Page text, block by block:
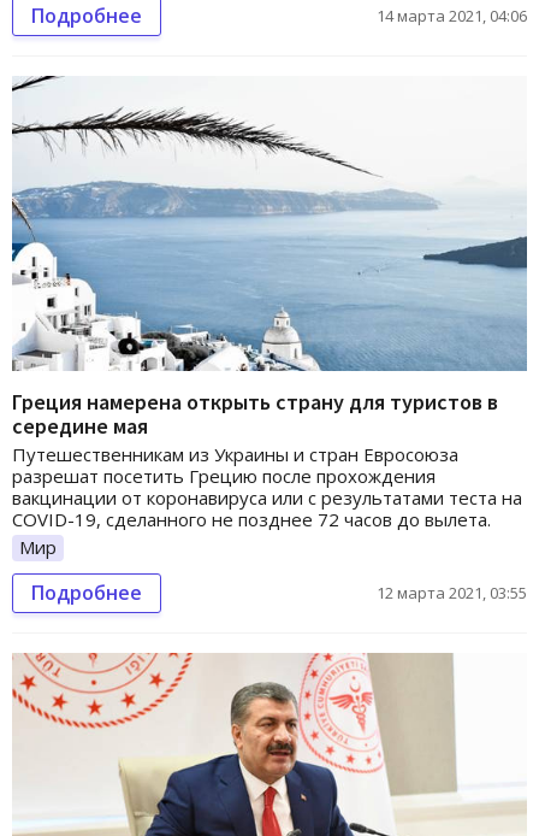
Подробнее 14 марта 2021, 04:06
Греция намерена открыть страну для туристов в
середине мая
Путешественникам из Украины и стран Евросоюза
разрешат посетить Грецию после прохождения
вакцинации от коронавируса или с результатами теста на
COVID-19, сделанного не позднее 72 часов до вылета.
Мир
Подробнее 12 марта 2021, 03:55